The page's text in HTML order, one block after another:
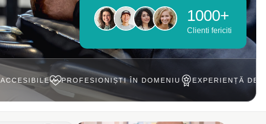
1000+
Clienti fericiti
PROFESIONIȘTI ÎN DOMENIU EXPERIENȚĂ DE PESTE 20 ANI